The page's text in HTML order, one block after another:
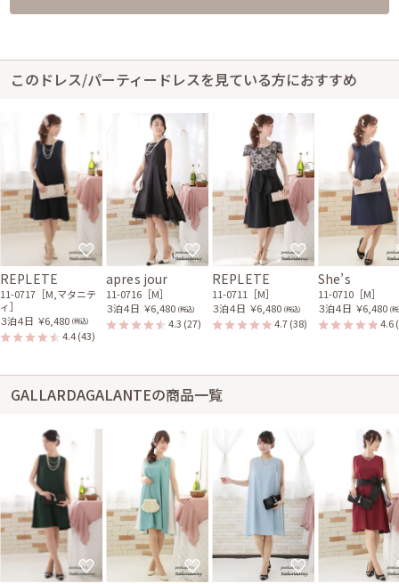
このドレス/パーティードレスを見ている方におすすめ
REPLETE
11-0717［M,マタニテ
ィ］
３泊４日 ￥6,480 (税込)
4.4(43)
apres jour
11-0716［M］
３泊４日 ￥6,480 (税込)
4.3 (27)
REPLETE
11-0711［M］
３泊４日 ￥6,480 (税込)
4.7(38)
She’s
11-0710［M］
３泊４日 ￥6,480 (
4.6
GALLARDAGALANTEの商品一覧